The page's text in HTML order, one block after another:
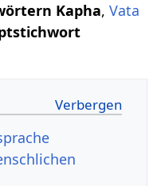
Kapha,Vata